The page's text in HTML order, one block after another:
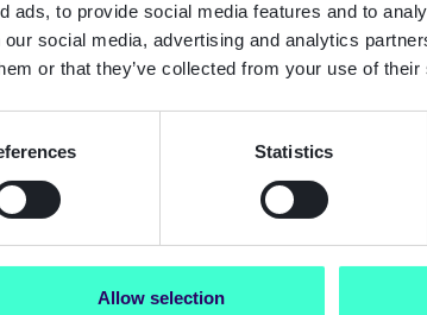
ads, to provide social media features and to
social media, advertising and analytics
or that they’ve collected from your use of
Statistics
Allow selection
nivån av förtroende
Verifierade elektroniska
andra viktiga dokument kan
digital identitet (eID),
eller MitID i Danmark, eller
identitetsdokument och till och